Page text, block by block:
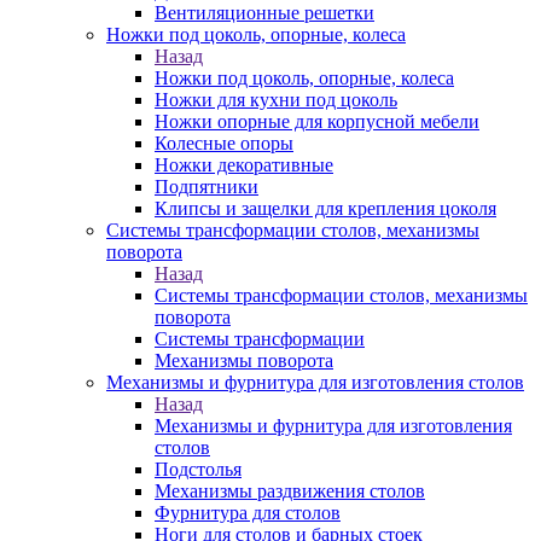
Вентиляционные решетки
Ножки под цоколь, опорные, колеса
Назад
Ножки под цоколь, опорные, колеса
Ножки для кухни под цоколь
Ножки опорные для корпусной мебели
Колесные опоры
Ножки декоративные
Подпятники
Клипсы и защелки для крепления цоколя
Системы трансформации столов, механизмы
поворота
Назад
Системы трансформации столов, механизмы
поворота
Системы трансформации
Механизмы поворота
Механизмы и фурнитура для изготовления столов
Назад
Механизмы и фурнитура для изготовления
столов
Подстолья
Механизмы раздвижения столов
Фурнитура для столов
Ноги для столов и барных стоек